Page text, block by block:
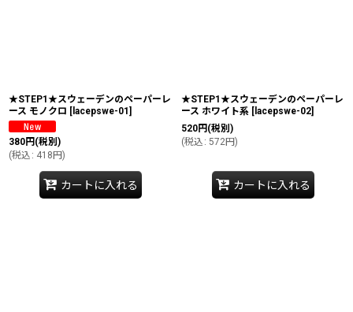
★STEP1★スウェーデンのペーパーレ
ース モノクロ [ lacepswe-01]
380円 (税別)
(税込 : 418円)
カートに入れる
★STEP1★スウェーデンのペーパーレ
ース ホワイト系 [ lacepswe-02]
520円 (税別)
(税込 : 572円)
カートに入れる